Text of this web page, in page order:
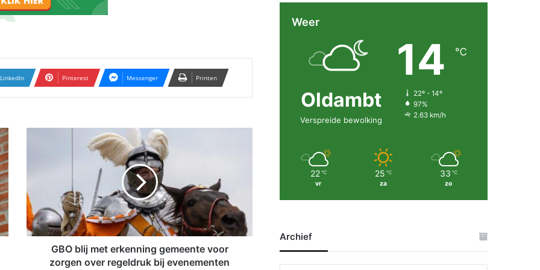
LinkedIn Pinterest Messenger Printen
i
j
m
e
GBO blij met erkenning gemeente voor
zorgen over regeldruk bij evenementen
Weer
Oldambt
Verspreide bewolking
14 ℃
22º - 14º
97%
2.63 km/h
22 ℃
vr
25 ℃
za
33 ℃
zo
Archief